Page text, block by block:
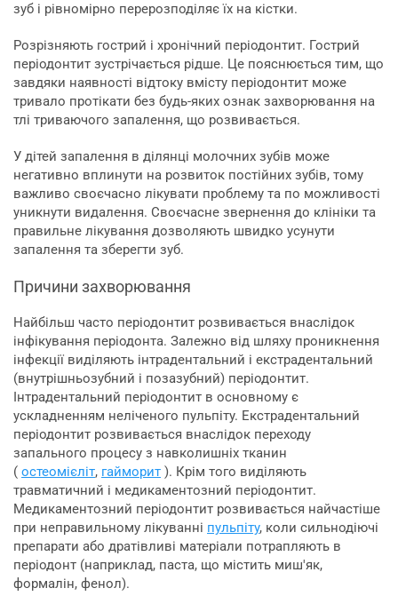
зуб і рівномірно перерозподіляє їх на кістки.
Розрізняють гострий і хронічний періодонтит. Гострий
періодонтит зустрічається рідше. Це пояснюється тим, що
завдяки наявності відтоку вмісту періодонтит може
тривало протікати без будь-яких ознак захворювання на
тлі триваючого запалення, що розвивається.
У дітей запалення в ділянці молочних зубів може
негативно вплинути на розвиток постійних зубів, тому
важливо своєчасно лікувати проблему та по можливості
уникнути видалення. Своєчасне звернення до клініки та
правильне лікування дозволяють швидко усунути
запалення та зберегти зуб.
Причини захворювання
Найбільш часто періодонтит розвивається внаслідок
інфікування періодонта. Залежно від шляху проникнення
інфекції виділяють інтрадентальний і екстрадентальний
(внутрішньозубний і позазубний) періодонтит.
Інтрадентальний періодонтит в основному є
ускладненням неліченого пульпіту. Екстрадентальний
періодонтит розвивається внаслідок переходу
запального процесу з навколишніх тканин
( остеомієліт, гайморит ). Крім того виділяють
травматичний і медикаментозний періодонтит.
Медикаментозний періодонтит розвивається найчастіше
при неправильному лікуванні пульпіту, коли сильнодіючі
препарати або дратівливі матеріали потрапляють в
періодонт (наприклад, паста, що містить миш'як,
формалін, фенол).